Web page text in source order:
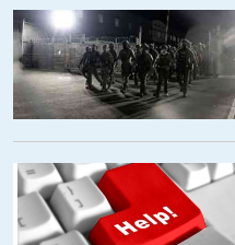
Et Almudena Grandes : les
+6 ALERTER
JPP//30.10.2022 à
Dans l’entre deux guerres
économique, politique et
Bolchévique soviètique était le